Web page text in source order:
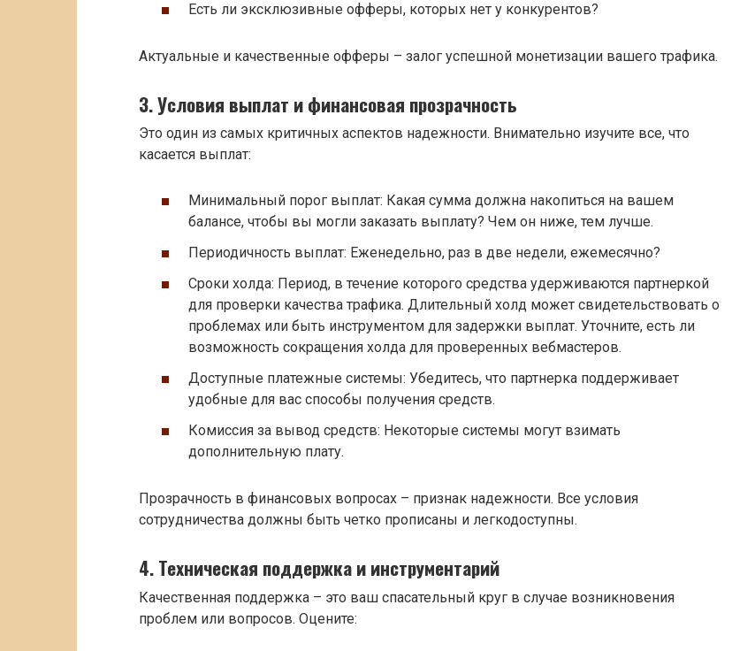
Есть ли эксклюзивные офферы, которых нет у конкурентов?
Актуальные и качественные офферы – залог успешной монетизации вашего трафика.
3. Условия выплат и финансовая прозрачность
Это один из самых критичных аспектов надежности. Внимательно изучите все, что
касается выплат:
Минимальный порог выплат: Какая сумма должна накопиться на вашем
балансе, чтобы вы могли заказать выплату? Чем он ниже, тем лучше.
Периодичность выплат: Еженедельно, раз в две недели, ежемесячно?
Сроки холда: Период, в течение которого средства удерживаются партнеркой
для проверки качества трафика. Длительный холд может свидетельствовать о
проблемах или быть инструментом для задержки выплат. Уточните, есть ли
возможность сокращения холда для проверенных вебмастеров.
Доступные платежные системы: Убедитесь, что партнерка поддерживает
удобные для вас способы получения средств.
Комиссия за вывод средств: Некоторые системы могут взимать
дополнительную плату.
Прозрачность в финансовых вопросах – признак надежности. Все условия
сотрудничества должны быть четко прописаны и легкодоступны.
4. Техническая поддержка и инструментарий
Качественная поддержка – это ваш спасательный круг в случае возникновения
проблем или вопросов. Оцените: